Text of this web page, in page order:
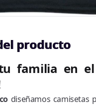
producto
familia en
diseñamos camisetas